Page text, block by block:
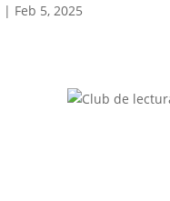
| Feb 5, 2025